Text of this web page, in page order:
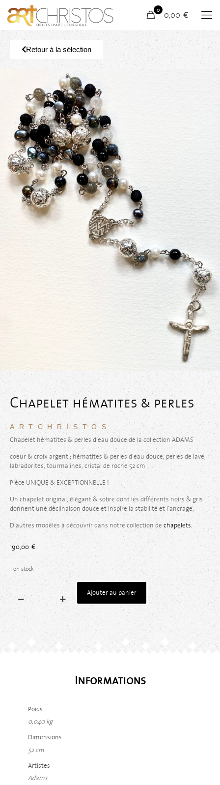
0 0,00 €
Retour à la sélection
Chapelet hématites & perles
ARTCHRISTOS
Chapelet hématites & perles d’eau douce de la collection ADAMS
coeur & croix argent ; hématites & perles d’eau douce, perles de lave,
labradorites, tourmalines, cristal de roche 52 cm
Pièce UNIQUE & EXCEPTIONNELLE !
Un chapelet original, élégant & sobre dont les différents noirs & gris
donnent une déclinaison douce et inspire la stabilité et l’ancrage.
D’autres modèles à découvrir dans notre collection dechapelets.
190,00 €
1 en stock
Ajouter au panier
Informations
Poids
0,040 kg
Dimensions
52 cm
Artistes
Adams